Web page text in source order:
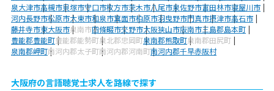
泉大津市高槻市貝塚市守口市枚方市茨木市八尾市泉佐野市富田林市寝屋川市
河内長野市松原市大東市和泉市箕面市柏原市羽曳野市門真市摂津市高石市
藤井寺市東大阪市泉南市四條畷市交野市大阪狭山市阪南市三島郡島本町
豊能郡豊能町豊能郡能勢町泉北郡忠岡町泉南郡熊取町泉南郡田尻町
泉南郡岬町南河内郡太子町南河内郡河南町南河内郡千早赤阪村
大阪府の言語聴覚士求人を路線で探す